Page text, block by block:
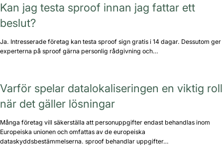
Kan jag testa sproof innan jag fattar ett
beslut?
Ja. Intresserade företag kan testa sproof sign gratis i 14 dagar. Dessutom ger
experterna på sproof gärna personlig rådgivning och…
Varför spelar datalokaliseringen en viktig roll
när det gäller lösningar
Många företag vill säkerställa att personuppgifter endast behandlas inom
Europeiska unionen och omfattas av de europeiska
dataskyddsbestämmelserna. sproof behandlar uppgifter…